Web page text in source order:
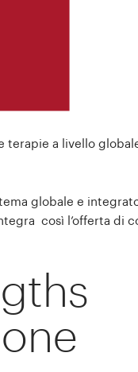
terapie a livello
globale e
così l’offerta di